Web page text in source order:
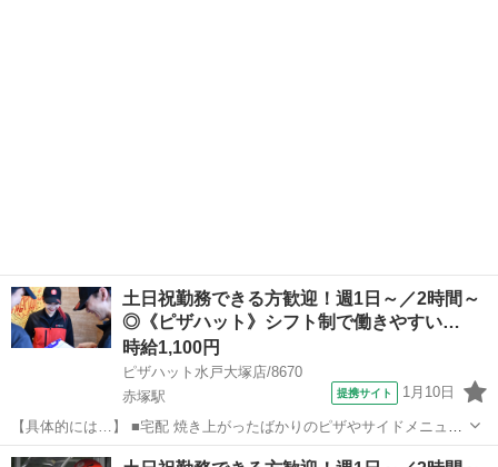
土日祝勤務できる方歓迎！週1日～／2時間～
◎《ピザハット》シフト制で働きやすい…
時給1,100円
ピザハット水戸大塚店/8670
赤塚駅
提携サイト 1月10日
【具体的には…】 ■宅配 焼き上がったばかりのピザやサイドメニュー
を、 美味しくお客様に召し上がっていただくために安全運転で商品を
茨城 水戸市 赤塚駅 デリバリー